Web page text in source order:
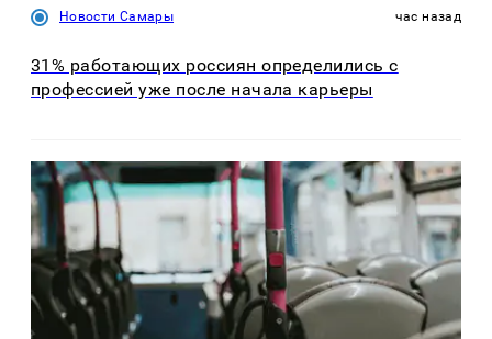
Новости Самары час назад
31% работающих россиян определились с
профессией уже после начала карьеры